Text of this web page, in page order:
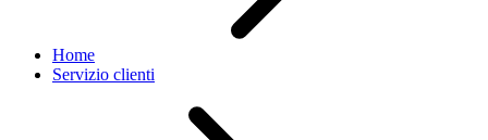
Home
Servizio clienti